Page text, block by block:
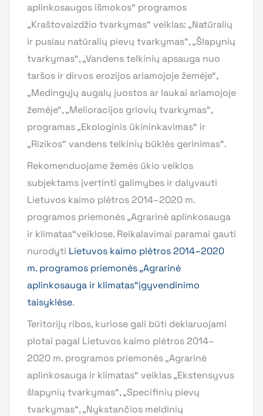
aplinkosaugos išmokos“ programos
„Kraštovaizdžio tvarkymas“ veiklas: „Natūralių
ir pusiau natūralių pievų tvarkymas“, „Šlapynių
tvarkymas“, „Vandens telkinių apsauga nuo
taršos ir dirvos erozijos ariamojoje žemėje“,
„Medingųjų augalų juostos ar laukai ariamojoje
žemėje“, „Melioracijos griovių tvarkymas“,
programas „Ekologinis ūkininkavimas“ ir
„Rizikos“ vandens telkinių būklės gerinimas“.
Rekomenduojame žemės ūkio veiklos
subjektams įvertinti galimybes ir dalyvauti
Lietuvos kaimo plėtros 2014–2020 m.
programos priemonės „Agrarinė aplinkosauga
ir klimatas“veiklose. Reikalavimai paramai gauti
nurodyti Lietuvos kaimo plėtros 2014–2020
m. programos priemonės „Agrarinė
aplinkosauga ir klimatas“įgyvendinimo
taisyklėse.
Teritorijų ribos, kuriose gali būti deklaruojami
plotai pagal Lietuvos kaimo plėtros 2014–
2020 m. programos priemonės „Agrarinė
aplinkosauga ir klimatas“ veiklas „Ekstensyvus
šlapynių tvarkymas“, „Specifinių pievų
tvarkymas“, „Nykstančios meldinių